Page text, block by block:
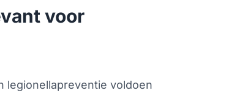
voor
legionellapreventie voldoen